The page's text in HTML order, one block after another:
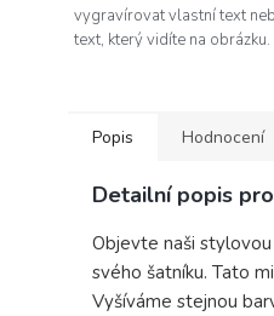
vygravírovat vlastní text
text, který vidíte na obrázku.
Popis Hodnocení
Detailní popis
Objevte naši
svého šatníku. Tato
Vyšíváme stejnou